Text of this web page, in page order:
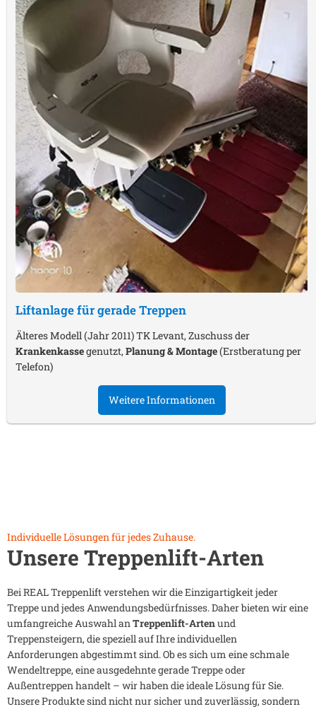
Liftanlage für gerade Treppen
Älteres Modell (Jahr 2011) TK Levant, Zuschuss der
Krankenkassegenutzt,Planung & Montage(Erstberatung per
Telefon)
Weitere Informationen
Individuelle Lösungen für jedes Zuhause.
Unsere Treppenlift-Arten
Bei REAL Treppenlift verstehen wir die Einzigartigkeit jeder
Treppe und jedes Anwendungsbedürfnisses. Daher bieten wir eine
umfangreiche Auswahl anTreppenlift-Artenund
Treppensteigern, die speziell auf Ihre individuellen
Anforderungen abgestimmt sind. Ob es sich um eine schmale
Wendeltreppe, eine ausgedehnte gerade Treppe oder
Außentreppen handelt – wir haben die ideale Lösung für Sie.
Unsere Produkte sind nicht nur sicher und zuverlässig, sondern